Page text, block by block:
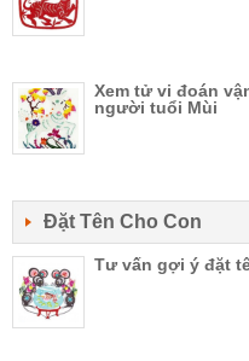
Xem tử vi đoán
người tuổi Mùi
Đặt Tên Cho Con
Tư vấn gợi ý đặt